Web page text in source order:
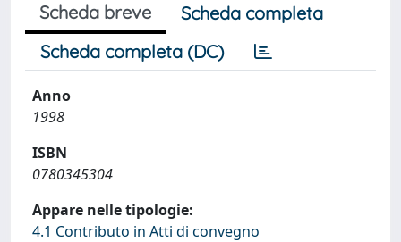
Scheda breve
Scheda completa
Scheda completa (DC)
Anno
1998
ISBN
0780345304
Appare nelle tipologie:
4.1 Contributo in Atti di convegno